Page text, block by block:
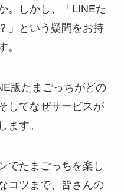
。しかし、「LINEた
」という疑問をお持
。
版たまごっちがどの
してなぜサービスが
ます。
でたまごっちを楽し
コツまで、皆さんの